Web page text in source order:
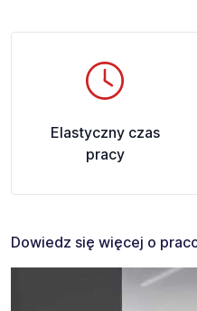
Elastyczny czas
pracy
Dowiedz się więcej o